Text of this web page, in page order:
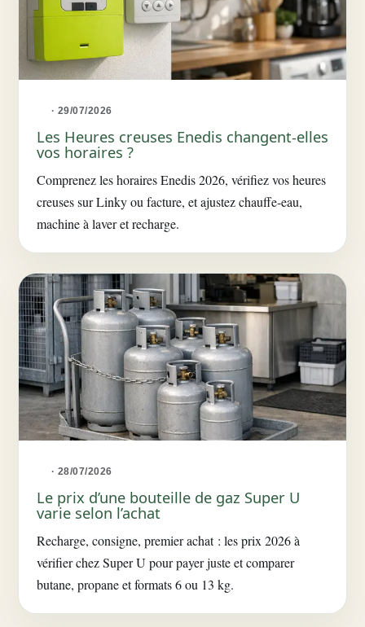
· 29/07/2026
Les Heures creuses Enedis changent-elles
vos horaires ?
Comprenez les horaires Enedis 2026, vérifiez vos heures
creuses sur Linky ou facture, et ajustez chauffe-eau,
machine à laver et recharge.
· 28/07/2026
Le prix d’une bouteille de gaz Super U
varie selon l’achat
Recharge, consigne, premier achat : les prix 2026 à
vérifier chez Super U pour payer juste et comparer
butane, propane et formats 6 ou 13 kg.